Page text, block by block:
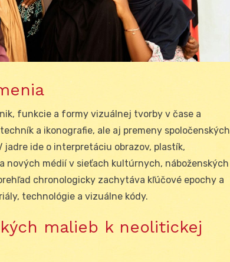
funkcie a formy vizuálnej tvorby v čase a
a ikonografie, ale aj premeny spoločenských
jadre ide o interpretáciu obrazov, plastík,
nových médií v sieťach kultúrnych, náboženských
chronologicky zachytáva kľúčové epochy a
technológie a vizuálne kódy.
malieb k neolitickej